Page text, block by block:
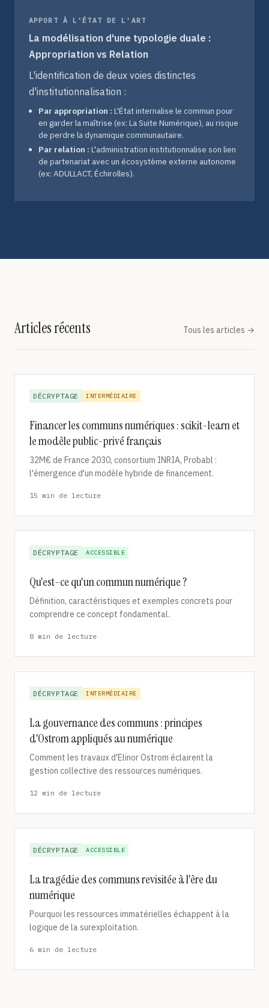
APPORT À L'ÉTAT DE L'ART
La modélisation d'une typologie duale :
Appropriation vs Relation
L'identification de deux voies distinctes
d'institutionnalisation :
Par appropriation : L'État internalise le commun pour
en garder la maîtrise (ex: La Suite Numérique), au risque
de perdre la dynamique communautaire.
Par relation : L'administration institutionnalise son lien
de partenariat avec un écosystème externe autonome
(ex: ADULLACT, Échirolles).
Articles récents Tous les articles →
DÉCRYPTAGE INTERMÉDIAIRE
Financer les communs numériques : scikit-learn et
le modèle public-privé français
32M€ de France 2030, consortium INRIA, Probabl :
l'émergence d'un modèle hybride de financement.
15 min de lecture
DÉCRYPTAGE ACCESSIBLE
Qu'est-ce qu'un commun numérique ?
Définition, caractéristiques et exemples concrets pour
comprendre ce concept fondamental.
8 min de lecture
DÉCRYPTAGE INTERMÉDIAIRE
La gouvernance des communs : principes
d'Ostrom appliqués au numérique
Comment les travaux d'Elinor Ostrom éclairent la
gestion collective des ressources numériques.
12 min de lecture
DÉCRYPTAGE ACCESSIBLE
La tragédie des communs revisitée à l'ère du
numérique
Pourquoi les ressources immatérielles échappent à la
logique de la surexploitation.
6 min de lecture